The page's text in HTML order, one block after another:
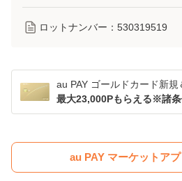
ロットナンバー： 530319519
au PAY ゴールドカード新規
最大23,000Pもらえる※諸条
au PAY マーケットア